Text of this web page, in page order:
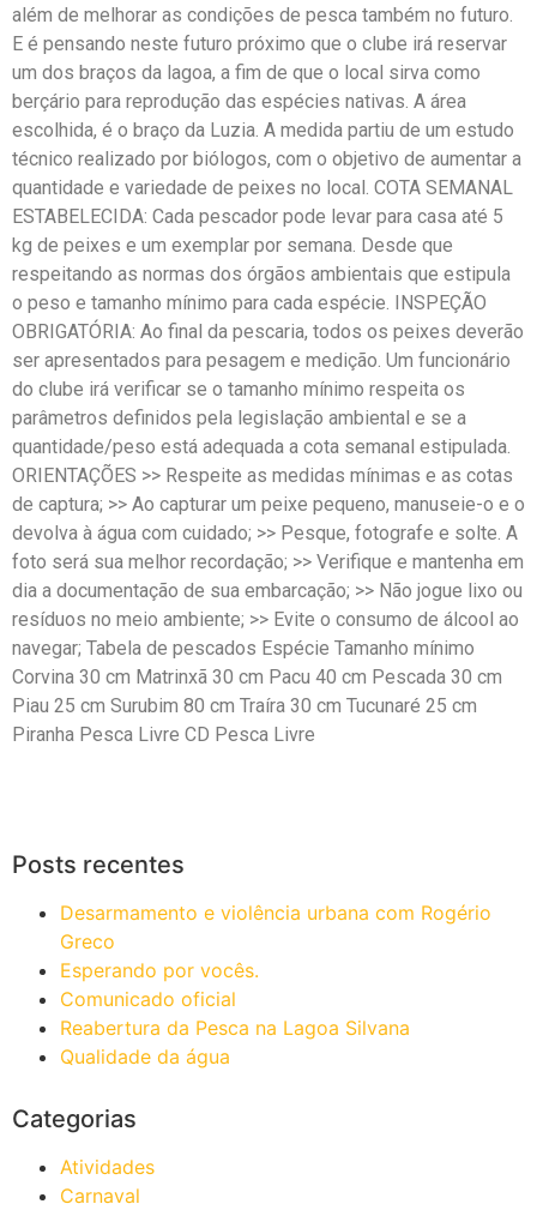
além de melhorar as condições de pesca também no futuro.
E é pensando neste futuro próximo que o clube irá reservar
um dos braços da lagoa, a fim de que o local sirva como
berçário para reprodução das espécies nativas. A área
escolhida, é o braço da Luzia. A medida partiu de um estudo
técnico realizado por biólogos, com o objetivo de aumentar a
quantidade e variedade de peixes no local. COTA SEMANAL
ESTABELECIDA: Cada pescador pode levar para casa até 5
kg de peixes e um exemplar por semana. Desde que
respeitando as normas dos órgãos ambientais que estipula
o peso e tamanho mínimo para cada espécie. INSPEÇÃO
OBRIGATÓRIA: Ao final da pescaria, todos os peixes deverão
ser apresentados para pesagem e medição. Um funcionário
do clube irá verificar se o tamanho mínimo respeita os
parâmetros definidos pela legislação ambiental e se a
quantidade/peso está adequada a cota semanal estipulada.
ORIENTAÇÕES >> Respeite as medidas mínimas e as cotas
de captura; >> Ao capturar um peixe pequeno, manuseie-o e o
devolva à água com cuidado; >> Pesque, fotografe e solte. A
foto será sua melhor recordação; >> Verifique e mantenha em
dia a documentação de sua embarcação; >> Não jogue lixo ou
resíduos no meio ambiente; >> Evite o consumo de álcool ao
navegar; Tabela de pescados Espécie Tamanho mínimo
Corvina 30 cm Matrinxã 30 cm Pacu 40 cm Pescada 30 cm
Piau 25 cm Surubim 80 cm Traíra 30 cm Tucunaré 25 cm
Piranha Pesca Livre CD Pesca Livre
Posts recentes
Desarmamento e violência urbana com Rogério
Greco
Esperando por vocês.
Comunicado oficial
Reabertura da Pesca na Lagoa Silvana
Qualidade da água
Categorias
Atividades
Carnaval